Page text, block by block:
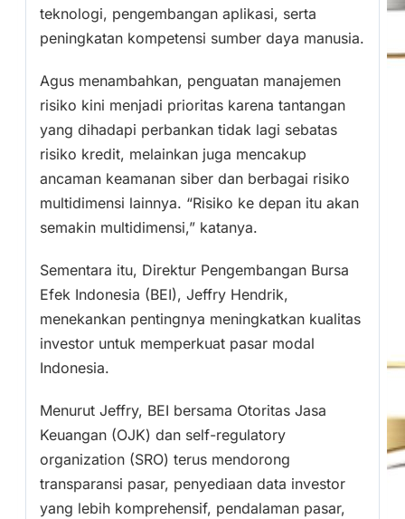
teknologi, pengembangan aplikasi, serta
peningkatan kompetensi sumber daya manusia.
Agus menambahkan, penguatan manajemen
risiko kini menjadi prioritas karena tantangan
yang dihadapi perbankan tidak lagi sebatas
risiko kredit, melainkan juga mencakup
ancaman keamanan siber dan berbagai risiko
multidimensi lainnya. “Risiko ke depan itu akan
semakin multidimensi,” katanya.
Sementara itu, Direktur Pengembangan Bursa
Efek Indonesia (BEI), Jeffry Hendrik,
menekankan pentingnya meningkatkan kualitas
investor untuk memperkuat pasar modal
Indonesia.
Menurut Jeffry, BEI bersama Otoritas Jasa
Keuangan (OJK) dan self-regulatory
organization (SRO) terus mendorong
transparansi pasar, penyediaan data investor
yang lebih komprehensif, pendalaman pasar,